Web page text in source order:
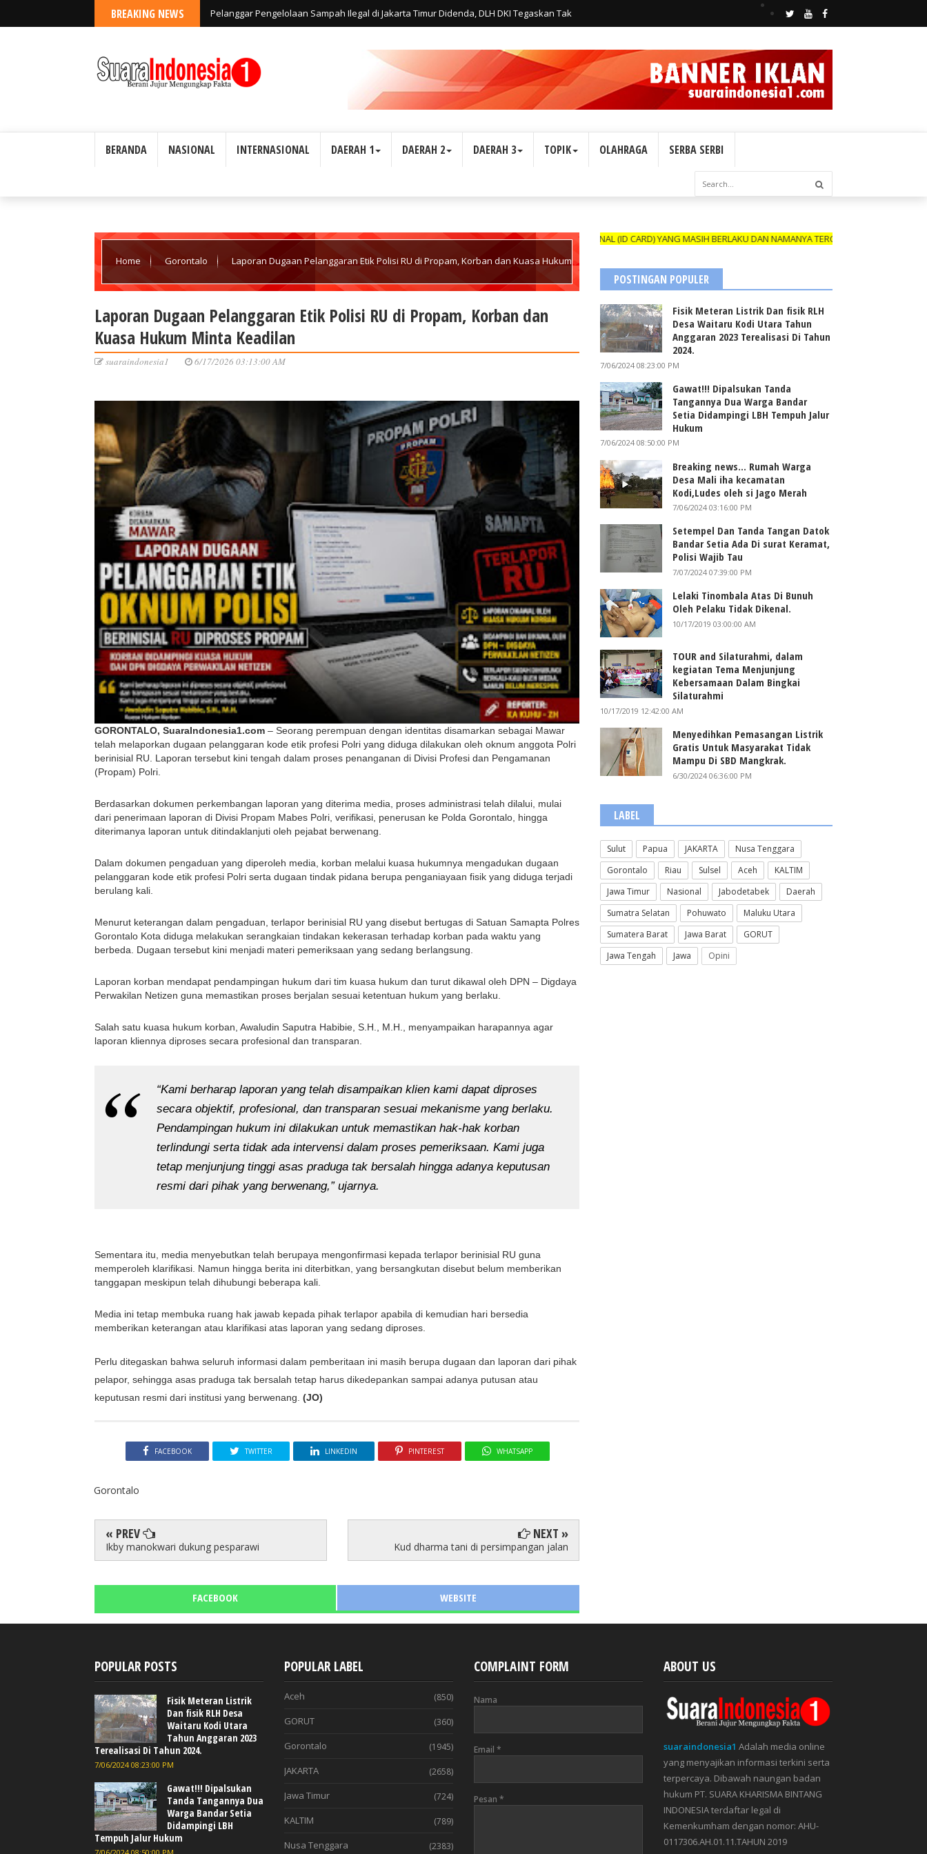
BREAKING NEWS Pelanggar Pengelolaan Sampah Ilegal di Jakarta Timur Didenda, DLH DKI Tegaskan Tak
BERANDA NASIONAL INTERNASIONAL DAERAH 1 DAERAH 2 DAERAH 3 TOPIK OLAHRAGA SERBA SERBI
Home Gorontalo Laporan Dugaan Pelanggaran Etik Polisi RU di Propam, Korban dan Kuasa Hukum
Laporan Dugaan Pelanggaran Etik Polisi RU di Propam, Korban dan
Kuasa Hukum Minta Keadilan
suaraindonesia1 6/17/2026 03:13:00 AM
GORONTALO, SuaraIndonesia1.com – Seorang perempuan dengan identitas disamarkan sebagai Mawar
telah melaporkan dugaan pelanggaran kode etik profesi Polri yang diduga dilakukan oleh oknum anggota Polri
berinisial RU. Laporan tersebut kini tengah dalam proses penanganan di Divisi Profesi dan Pengamanan
(Propam) Polri.
Berdasarkan dokumen perkembangan laporan yang diterima media, proses administrasi telah dilalui, mulai
dari penerimaan laporan di Divisi Propam Mabes Polri, verifikasi, penerusan ke Polda Gorontalo, hingga
diterimanya laporan untuk ditindaklanjuti oleh pejabat berwenang.
Dalam dokumen pengaduan yang diperoleh media, korban melalui kuasa hukumnya mengadukan dugaan
pelanggaran kode etik profesi Polri serta dugaan tindak pidana berupa penganiayaan fisik yang diduga terjadi
berulang kali.
Menurut keterangan dalam pengaduan, terlapor berinisial RU yang disebut bertugas di Satuan Samapta Polres
Gorontalo Kota diduga melakukan serangkaian tindakan kekerasan terhadap korban pada waktu yang
berbeda. Dugaan tersebut kini menjadi materi pemeriksaan yang sedang berlangsung.
Laporan korban mendapat pendampingan hukum dari tim kuasa hukum dan turut dikawal oleh DPN – Digdaya
Perwakilan Netizen guna memastikan proses berjalan sesuai ketentuan hukum yang berlaku.
Salah satu kuasa hukum korban, Awaludin Saputra Habibie, S.H., M.H., menyampaikan harapannya agar
laporan kliennya diproses secara profesional dan transparan.
“Kami berharap laporan yang telah disampaikan klien kami dapat diproses
secara objektif, profesional, dan transparan sesuai mekanisme yang berlaku.
Pendampingan hukum ini dilakukan untuk memastikan hak-hak korban
terlindungi serta tidak ada intervensi dalam proses pemeriksaan. Kami juga
tetap menjunjung tinggi asas praduga tak bersalah hingga adanya keputusan
resmi dari pihak yang berwenang,” ujarnya.
Sementara itu, media menyebutkan telah berupaya mengonfirmasi kepada terlapor berinisial RU guna
memperoleh klarifikasi. Namun hingga berita ini diterbitkan, yang bersangkutan disebut belum memberikan
tanggapan meskipun telah dihubungi beberapa kali.
Media ini tetap membuka ruang hak jawab kepada pihak terlapor apabila di kemudian hari bersedia
memberikan keterangan atau klarifikasi atas laporan yang sedang diproses.
Perlu ditegaskan bahwa seluruh informasi dalam pemberitaan ini masih berupa dugaan dan laporan dari pihak
pelapor, sehingga asas praduga tak bersalah tetap harus dikedepankan sampai adanya putusan atau
keputusan resmi dari institusi yang berwenang. (JO)
FACEBOOK TWITTER LINKEDIN PINTEREST WHATSAPP
Gorontalo
« PREV
Ikby manokwari dukung pesparawi
NEXT »
Kud dharma tani di persimpangan jalan
FACEBOOK WEBSITE
WARTAWAN SUARA INDONESIA1 DIBEKALI TANDA PENGENAL (ID CARD) YANG MASIH BERLAKU DAN NAMANYA TERCANTUM DALAM BOX
POSTINGAN POPULER
Fisik Meteran Listrik Dan fisik RLH
Desa Waitaru Kodi Utara Tahun
Anggaran 2023 Terealisasi Di Tahun
2024.
7/06/2024 08:23:00 PM
Gawat!!! Dipalsukan Tanda
Tangannya Dua Warga Bandar
Setia Didampingi LBH Tempuh Jalur
Hukum
7/06/2024 08:50:00 PM
Breaking news... Rumah Warga
Desa Mali iha kecamatan
Kodi,Ludes oleh si Jago Merah
7/06/2024 03:16:00 PM
Setempel Dan Tanda Tangan Datok
Bandar Setia Ada Di surat Keramat,
Polisi Wajib Tau
7/07/2024 07:39:00 PM
Lelaki Tinombala Atas Di Bunuh
Oleh Pelaku Tidak Dikenal.
10/17/2019 03:00:00 AM
TOUR and Silaturahmi, dalam
kegiatan Tema Menjunjung
Kebersamaan Dalam Bingkai
Silaturahmi
10/17/2019 12:42:00 AM
Menyedihkan Pemasangan Listrik
Gratis Untuk Masyarakat Tidak
Mampu Di SBD Mangkrak.
6/30/2024 06:36:00 PM
LABEL
Sulut Papua JAKARTA
Nusa Tenggara
Gorontalo
Riau Sulsel Aceh
KALTIM
Jawa Timur
Nasional Jabodetabek
Daerah
Sumatra Selatan
Pohuwato
Maluku Utara
Sumatera Barat
Jawa Barat
GORUT
Jawa Tengah
Jawa Opini
POPULAR POSTS
Fisik Meteran Listrik
Dan fisik RLH Desa
Waitaru Kodi Utara
Tahun Anggaran 2023
Terealisasi Di Tahun 2024.
7/06/2024 08:23:00 PM
Gawat!!! Dipalsukan
Tanda Tangannya Dua
Warga Bandar Setia
Didampingi LBH
Tempuh Jalur Hukum
POPULAR LABEL
Aceh (850)
GORUT (360)
Gorontalo (1945)
JAKARTA (2658)
Jawa Timur (724)
KALTIM (789)
Nusa Tenggara (2383)
COMPLAINT FORM
Nama
Email *
Pesan *
ABOUT US
suaraindonesia1 Adalah media online
yang menyajikan informasi terkini serta
terpercaya. Dibawah naungan badan
hukum PT. SUARA KHARISMA BINTANG
INDONESIA terdaftar legal di
Kemenkumham dengan nomor: AHU-
0117306.AH.01.11.TAHUN 2019